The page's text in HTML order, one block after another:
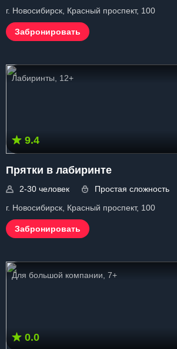
г. Новосибирск, Красный проспект, 100
Забронировать
Лабиринты, 12+
9.4
Прятки в лабиринте
2-30 человек
Простая сложность
г. Новосибирск, Красный проспект, 100
Забронировать
Для большой компании, 7+
0.0